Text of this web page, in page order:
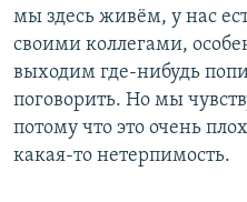
мы здесь живём, у нас
своими коллегами,
выходим где-нибудь
поговорить. Но мы
потому что это очень
какая-то нетерпимость.​